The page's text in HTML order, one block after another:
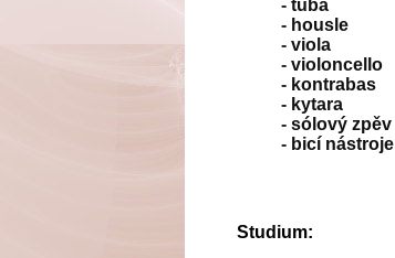
- tuba
- housle
- viola
- violoncello
- kontrabas
- kytara
- sólový zpěv
- bicí nástroje
Studium: